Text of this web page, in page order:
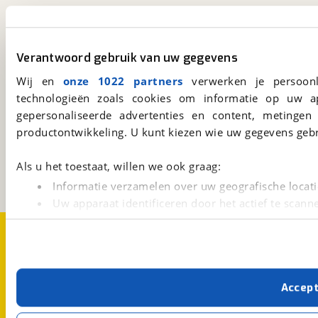
Verantwoord gebruik van uw gegevens
Wij en onze 1022 partners verwerken je
technologieën zoals cookies om informatie op
gepersonaliseerde advertenties en content,
productontwikkeling. U kunt kiezen wie uw gegevens
Als u het toestaat, willen we ook graag:
Informatie verzamelen over uw geografische
Uw apparaat identificeren door het actief te
Lees meer over hoe uw persoonlijke gegevens worden
Met cookies en vergelijkbare technieken zorgen we
cookies zorgen ervoor dat de website goed werkt.
verbeteren. We tonen je graag relevante advertenties
viaBOVAG.nl
15
Een initiatief van
BOVAG
viaBOVAG.nl app
Altijd het meest recente aanbod bij de hand.